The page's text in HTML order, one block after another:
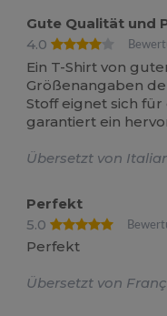
Gute Qualität und
4.0
Ein T-Shirt von
Größenangaben
Stoff eignet sich
garantiert ein
Übersetzt von
Perfekt
5.0
Perfekt
Übersetzt von